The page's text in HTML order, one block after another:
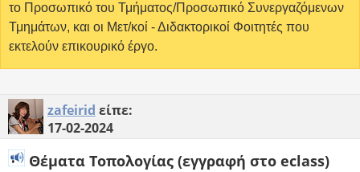
το Προσωπικό του Τμήματος/Προσωπικό Συνεργαζόμενων
Τμημάτων, και οι Μετ/κοί - Διδακτορικοί Φοιτητές που
εκτελούν επικουρικό έργο.
zafeirid είπε:
17-02-2024
Θέματα Τοπολογίας (εγγραφή στο eclass)